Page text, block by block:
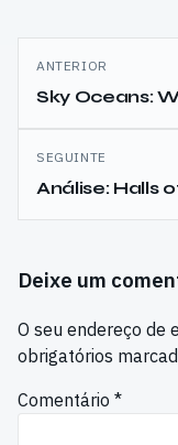
Navegação
de
artigos
ANTERIOR
Sky Oceans:
SEGUINTE
Análise: Halls
Deixe um
O seu endereço de
obrigatórios
Comentário *